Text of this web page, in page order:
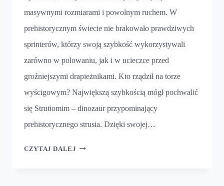
masywnymi rozmiarami i powolnym ruchem. W
prehistorycznym świecie nie brakowało prawdziwych
sprinterów, którzy swoją szybkość wykorzystywali
zarówno w polowaniu, jak i w ucieczce przed
groźniejszymi drapieżnikami. Kto rządził na torze
wyścigowym? Największą szybkością mógł pochwalić
się Strutiomim – dinozaur przypominający
prehistorycznego strusia. Dzięki swojej…
CZYTAJ DALEJ NAJSZYBSZY